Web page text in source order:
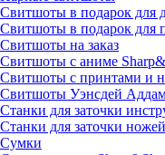
Свитшоты в подарок для
Свитшоты в подарок для
Свитшоты на заказ
Свитшоты с аниме
Свитшоты с принтами и
Свитшоты Уэнсдей
Станки для заточки
Станки для заточки
Сумки